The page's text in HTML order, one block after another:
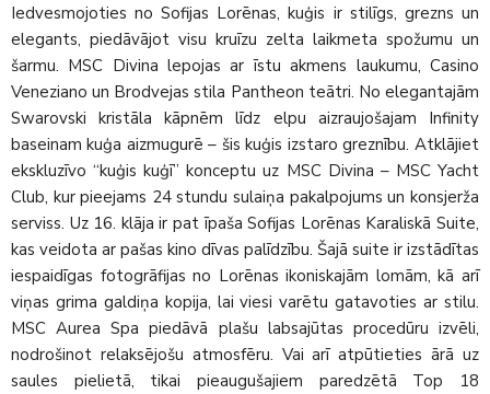
Iedvesmojoties no Sofijas Lorēnas, kuģis ir stilīgs, grezns un
elegants, piedāvājot visu kruīzu zelta laikmeta spožumu un
šarmu. MSC Divina lepojas ar īstu akmens laukumu, Casino
Veneziano un Brodvejas stila Pantheon teātri. No elegantajām
Swarovski kristāla kāpnēm līdz elpu aizraujošajam Infinity
baseinam kuģa aizmugurē – šis kuģis izstaro greznību. Atklājiet
ekskluzīvo “kuģis kuģī” konceptu uz MSC Divina – MSC Yacht
Club, kur pieejams 24 stundu sulaiņa pakalpojums un konsjerža
serviss. Uz 16. klāja ir pat īpaša Sofijas Lorēnas Karaliskā Suite,
kas veidota ar pašas kino dīvas palīdzību. Šajā suite ir izstādītas
iespaidīgas fotogrāfijas no Lorēnas ikoniskajām lomām, kā arī
viņas grima galdiņa kopija, lai viesi varētu gatavoties ar stilu.
MSC Aurea Spa piedāvā plašu labsajūtas procedūru izvēli,
nodrošinot relaksējošu atmosfēru. Vai arī atpūtieties ārā uz
saules pielietā, tikai pieaugušajiem paredzētā Top 18